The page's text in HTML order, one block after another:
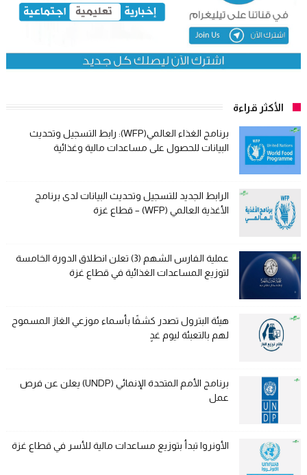
الأكثر قراءة
برنامج الغذاء العالمي(WFP): رابط التسجيل وتحديث
البيانات للحصول على مساعدات مالية وغذائية
الرابط الجديد للتسجيل وتحديث البيانات لدى برنامج
الأغذية العالمي (WFP) – قطاع غزة
عملية الفارس الشهم (3) تعلن انطلاق الدورة الخامسة
لتوزيع المساعدات الغذائية في قطاع غزة
هيئة البترول تصدر كشفًا بأسماء موزعي الغاز المسموح
لهم بالتعبئة ليوم غدٍ
برنامج الأمم المتحدة الإنمائي (UNDP) يعلن عن فرص
عمل
الأونروا تبدأ بتوزيع مساعدات مالية للأسر في قطاع غزة